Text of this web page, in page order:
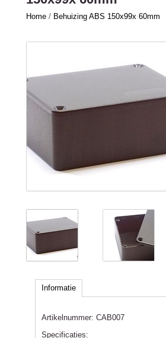
Home / Behuizing ABS 150x99x 60mm
Informatie
Artikelnummer: CAB007
Specificaties: